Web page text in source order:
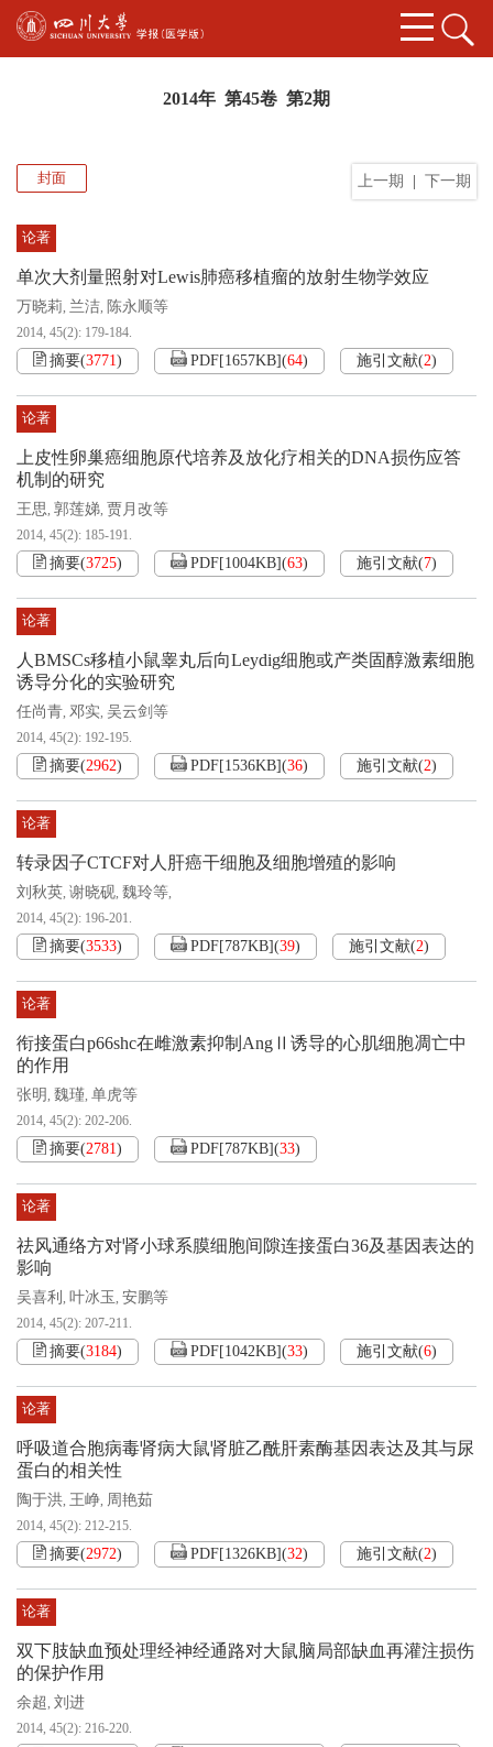
2014年 第45卷 第2期
上一期 下一期
封面
论著
单次大剂量照射对Lewis肺癌移植瘤的放射生物学效应
万晓莉, 兰洁, 陈永顺等
2014, 45(2): 179-184.
摘要(3771) PDF[1657KB](64) 施引文献(2)
论著
上皮性卵巢癌细胞原代培养及放化疗相关的DNA损伤应答
机制的研究
王思, 郭莲娣, 贾月改等
2014, 45(2): 185-191.
摘要(3725) PDF[1004KB](63) 施引文献(7)
论著
人BMSCs移植小鼠睾丸后向Leydig细胞或产类固醇激素细胞
诱导分化的实验研究
任尚青, 邓实, 吴云剑等
2014, 45(2): 192-195.
摘要(2962) PDF[1536KB](36) 施引文献(2)
论著
转录因子CTCF对人肝癌干细胞及细胞增殖的影响
刘秋英, 谢晓砚, 魏玲等,
2014, 45(2): 196-201.
摘要(3533) PDF[787KB](39) 施引文献(2)
论著
衔接蛋白p66shc在雌激素抑制AngⅡ诱导的心肌细胞凋亡中
的作用
张明, 魏瑾, 单虎等
2014, 45(2): 202-206.
摘要(2781) PDF[787KB](33)
论著
祛风通络方对肾小球系膜细胞间隙连接蛋白36及基因表达的
影响
吴喜利 , 叶冰玉, 安鹏等
2014, 45(2): 207-211.
摘要(3184) PDF[1042KB](33) 施引文献(6)
论著
呼吸道合胞病毒肾病大鼠肾脏乙酰肝素酶基因表达及其与尿
蛋白的相关性
陶于洪, 王峥, 周艳茹
2014, 45(2): 212-215.
摘要(2972) PDF[1326KB](32) 施引文献(2)
论著
双下肢缺血预处理经神经通路对大鼠脑局部缺血再灌注损伤
的保护作用
余超, 刘进
2014, 45(2): 216-220.